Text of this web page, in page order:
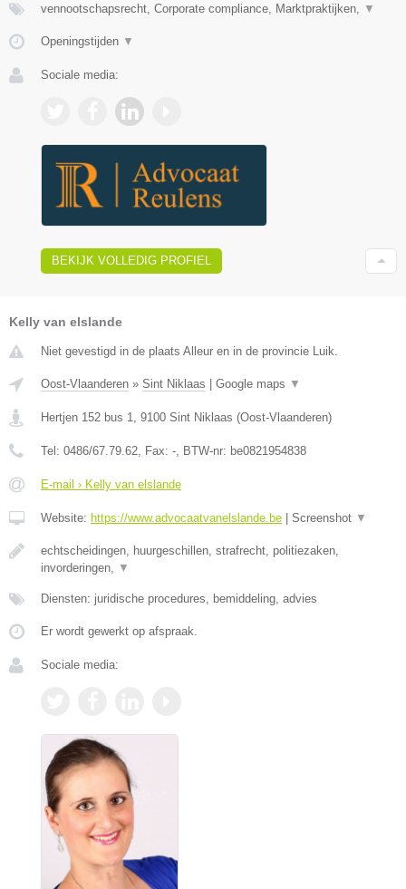
vennootschapsrecht, Corporate compliance, Marktpraktijken, ▼
Openingstijden ▼
Sociale media:
BEKIJK VOLLEDIG PROFIEL
Kelly van elslande
Niet gevestigd in de plaats Alleur en in de provincie Luik.
Oost-Vlaanderen » Sint Niklaas Google maps ▼
Hertjen 152 bus 1, 9100 Sint Niklaas (Oost-Vlaanderen)
Tel: 0486/67.79.62, Fax: -, BTW-nr: be0821954838
E-mail › Kelly van elslande
Website: https://www.advocaatvanelslande.be Screenshot ▼
echtscheidingen, huurgeschillen, strafrecht, politiezaken,
invorderingen, ▼
Diensten: juridische procedures, bemiddeling, advies
Er wordt gewerkt op afspraak.
Sociale media: